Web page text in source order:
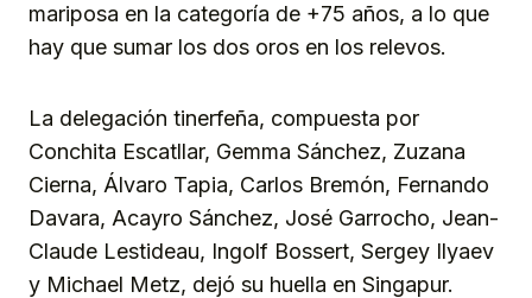
mariposa en la categoría de +75 años, a lo que
hay que sumar los dos oros en los relevos.
La delegación tinerfeña, compuesta por
Conchita Escatllar, Gemma Sánchez, Zuzana
Cierna, Álvaro Tapia, Carlos Bremón, Fernando
Davara, Acayro Sánchez, José Garrocho, Jean-
Claude Lestideau, Ingolf Bossert, Sergey Ilyaev
y Michael Metz, dejó su huella en Singapur.